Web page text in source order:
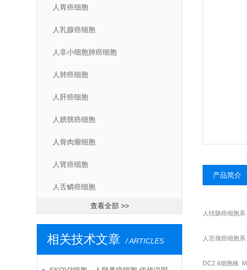
人胃癌细胞
人乳腺癌细胞
人非小细胞肺癌细胞
人肺癌细胞
人肝癌细胞
人膀胱癌细胞
人骨肉瘤细胞
人肾癌细胞
人舌鳞癌细胞
查看全部 >>
相关技术文章 / ARTICLES
产品简介
人结肠癌细胞
人宫颈癌细胞
DC2.4细胞株